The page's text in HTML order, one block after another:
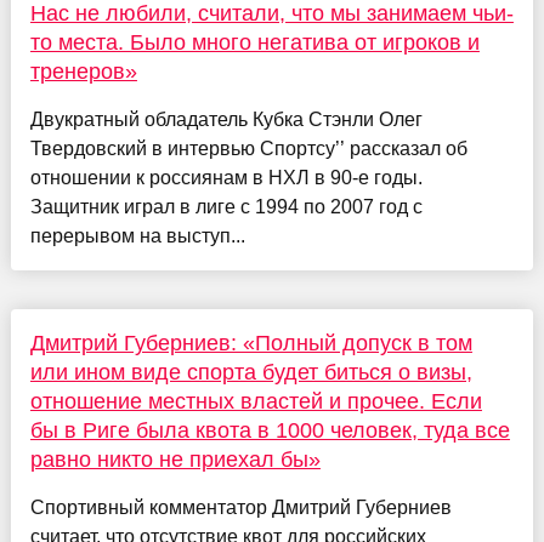
Нас не любили, считали, что мы занимаем чьи-
то места. Было много негатива от игроков и
тренеров»
Двукратный обладатель Кубка Стэнли Олег
Твердовский в интервью Спортсу’’ рассказал об
отношении к россиянам в НХЛ в 90-е годы.
Защитник играл в лиге с 1994 по 2007 год с
перерывом на выступ...
Дмитрий Губерниев: «Полный допуск в том
или ином виде спорта будет биться о визы,
отношение местных властей и прочее. Если
бы в Риге была квота в 1000 человек, туда все
равно никто не приехал бы»
Спортивный комментатор Дмитрий Губерниев
считает, что отсутствие квот для российских